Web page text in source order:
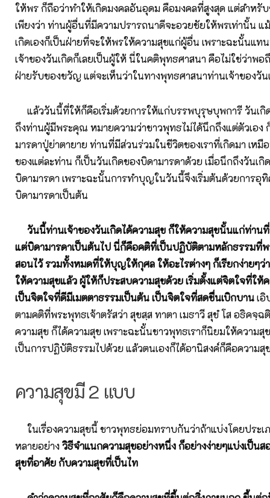
ให้พร ก็ถือว่าทำให้เกิดมงคลอันอุดม คือมงคลที่สูงสุด แต่สำหรั
เพียงว่า ท่านผู้อื่นที่มีความปรารถนาดีจะอวยชัยให้พรเท่านั้น แ
เกิดเองก็เป็นฝ่ายที่จะให้พรให้ความสุขแก่ผู้อื่น เพราะฉะนั้นแท
เจ้าของวันเกิดก็เลยเป็นผู้ให้ นี่ในคติพุทธศาสนา คือไม่ใช่ว่าพอ
ฝ่ายรับของขวัญ แต่จะเห็นว่าในทางพุทธศาสนาท่านเจ้าของวั
แล้ววันนี้ที่ให้ก็คือเริ่มด้วยการให้แก่บรรพบุรุษบุพการี วันเกิ
ถึงท่านผู้มีพระคุณ หมายความว่าชาวพุทธไม่ได้นึกถึงแต่ตัวเอง
มารดาปู่ย่าตายาย ท่านที่มีส่วนร่วมในชีวิตของเราที่เกิดมา เหมื
ของแต่ละท่าน ก็เป็นวันเกิดของบิดามารดาด้วย เมื่อนึกถึงวันเ
บิดามารดา เพราะฉะนั้นการทำบุญในวันนี้จึงเริ่มต้นด้วยการอุ
บิดามารดาเป็นต้น
วันนี้ท่านเจ้าของวันเกิดได้ความสุข ก็ให้ความสุขนั้นแก่ท่านที่
แต่บิดามารดาเป็นต้นไป นี่ก็คือคติที่เป็นปฏิบัติตามหลักธรรมที่พ
สอนไว้ รวมทั้งหมดที่ให้บุญให้กุศล ให้อะไรต่างๆ ก็เรียกง่ายๆว่
ให้ความสุขแล้ว ผู้ให้ก็ประสบความสุขด้วย เริ่มตั้งแต่จิตใจที่ให้
เป็นจิตใจที่ดีมีเมตตาธรรมเป็นต้น เป็นจิตใจที่สดชื่นเบิกบานเ
ตามคติที่พระพุทธเจ้าตรัสว่า สุขสฺส ทาตา เมธาวี สุขํ โส อธิคจฺ
ความสุข ก็ได้ความสุข เพราะฉะนั้นชาวพุทธเราก็นิยมให้ความ
เป็นการปฏิบัติธรรมไปด้วย แล้วตนเองก็ได้อานิสงค์ก็คือความสุ
ความสุขมี 2 แบบ
ในเรื่องความสุขนี้ ชาวพุทธย่อมทราบกันว่าถ้าแบ่งโดยประเ
หลายอย่างวิธีจำแนกความสุขอย่างหนึ่ง ก็อย่างง่ายๆแบ่งเป็นส
สุขที่อาศัย กับความสุขที่เป็นไท